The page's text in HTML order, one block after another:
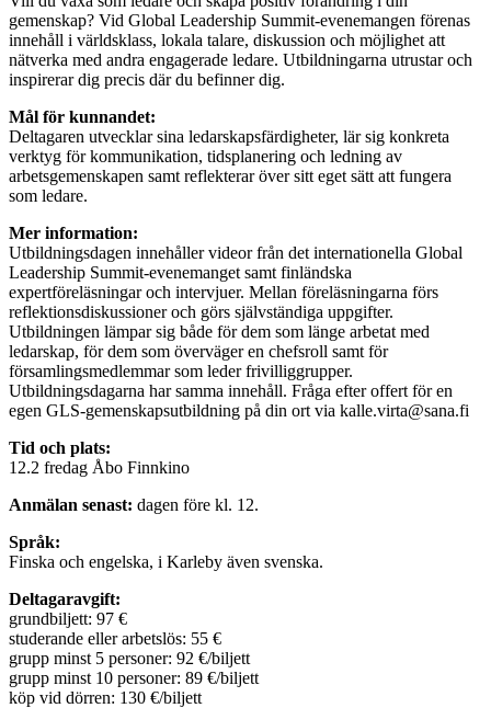
gemenskap? Vid Global Leadership Summit-evenemangen förenas
innehåll i världsklass, lokala talare, diskussion och möjlighet att
nätverka med andra engagerade ledare. Utbildningarna utrustar och
inspirerar dig precis där du befinner dig.
Mål för kunnandet:
Deltagaren utvecklar sina ledarskapsfärdigheter, lär sig konkreta
verktyg för kommunikation, tidsplanering och ledning av
arbetsgemenskapen samt reflekterar över sitt eget sätt att fungera
som ledare.
Mer information:
Utbildningsdagen innehåller videor från det internationella Global
Leadership Summit-evenemanget samt finländska
expertföreläsningar och intervjuer. Mellan föreläsningarna förs
reflektionsdiskussioner och görs självständiga uppgifter.
Utbildningen lämpar sig både för dem som länge arbetat med
ledarskap, för dem som överväger en chefsroll samt för
församlingsmedlemmar som leder frivilliggrupper.
Utbildningsdagarna har samma innehåll. Fråga efter offert för en
egen GLS-gemenskapsutbildning på din ort via kalle.virta@sana.fi
Tid och plats:
12.2 fredag Åbo Finnkino
Anmälan senast: dagen före kl. 12.
Språk:
Finska och engelska, i Karleby även svenska.
Deltagaravgift:
grundbiljett: 97 €
studerande eller arbetslös: 55 €
grupp minst 5 personer: 92 €/biljett
grupp minst 10 personer: 89 €/biljett
köp vid dörren: 130 €/biljett